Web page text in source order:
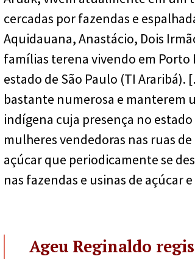
cercadas por fazendas e
Aquidauana, Anastácio, Dois
famílias terena vivendo em Porto
estado de São Paulo (TI
bastante numerosa e manterem
indígena cuja presença no
mulheres vendedoras nas ruas
açúcar que periodicamente se
nas fazendas e usinas de açúcar
Ageu Reginaldo